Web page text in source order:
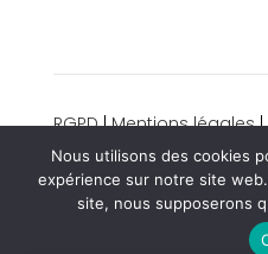
RGPD|Mentions légales|
© 2024 La centrale
réservés.
Nous utilisons des cookies
expérience sur notre site
site, nous supposerons